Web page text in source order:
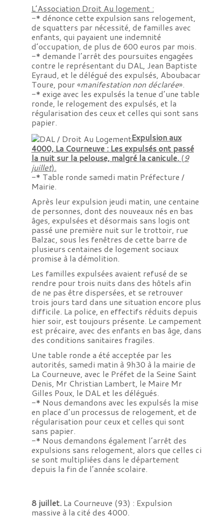
L’Association Droit Au logement :
-* dénonce cette expulsion sans relogement,
de squatters par nécessité, de familles avec
enfants, qui payaient une indemnité
d’occupation, de plus de 600 euros par mois.
-* demande l’arrêt des poursuites engagées
contre le représentant du DAL, Jean Baptiste
Eyraud, et le délégué des expulsés, Aboubacar
Toure, pour «manifestation non déclarée».
-* exige avec les expulsés la tenue d’une table
ronde, le relogement des expulsés, et la
régularisation des ceux et celles qui sont sans
papier.
Expulsion aux
4000, La Courneuve : Les expulsés ont passé
la nuit sur la pelouse, malgré la canicule.(9
juillet).
-* Table ronde samedi matin Préfecture /
Mairie.
Après leur expulsion jeudi matin, une centaine
de personnes, dont des nouveaux nés en bas
âges, expulsées et désormais sans logis ont
passé une première nuit sur le trottoir, rue
Balzac, sous les fenêtres de cette barre de
plusieurs centaines de logement sociaux
promise à la démolition.
Les familles expulsées avaient refusé de se
rendre pour trois nuits dans des hôtels afin
de ne pas être dispersées, et se retrouver
trois jours tard dans une situation encore plus
difficile. La police, en effectifs réduits depuis
hier soir, est toujours présente. Le campement
est précaire, avec des enfants en bas âge, dans
des conditions sanitaires fragiles.
Une table ronde a été acceptée par les
autorités, samedi matin à 9h30 à la mairie de
La Courneuve, avec le Préfet de la Seine Saint
Denis, Mr Christian Lambert, le Maire Mr
Gilles Poux, le DAL et les délégués.
-* Nous demandons avec les expulsés la mise
en place d’un processus de relogement, et de
régularisation pour ceux et celles qui sont
sans papier.
-* Nous demandons également l’arrêt des
expulsions sans relogement, alors que celles ci
se sont multipliées dans le département
depuis la fin de l’année scolaire.
8 juillet.La Courneuve (93) : Expulsion
massive à la cité des 4000.